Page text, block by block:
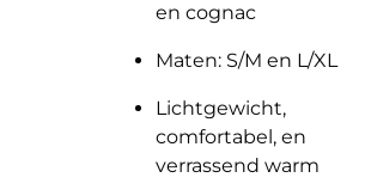
en cognac
Maten: S/M en L/XL
Lichtgewicht,
comfortabel, en
verrassend warm